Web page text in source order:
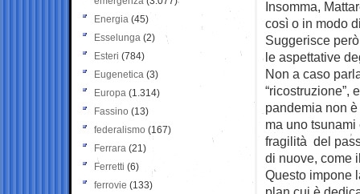
Insomma,
così o in modo
Suggerisce
le aspettative
Non a caso
“ricostruzione”,
pandemia non
ma uno
fragilità del
di nuove, come
Questo impone
Energia (45)
Esselunga (2)
Esteri (784)
Eugenetica (3)
Europa (1.314)
Fassino (13)
federalismo (167)
Ferrara (21)
Ferretti (6)
ferrovie (133)